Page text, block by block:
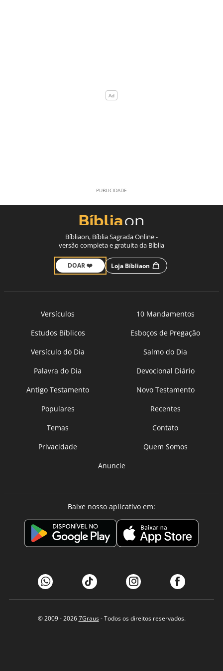
Bíbliaon, Bíblia Sagrada Online -
versão completa e gratuita da Bíblia
DOAR ❤️ Loja Bíbliaon
Versículos
10 Mandamentos
Estudos Bíblicos
Esboços de Pregação
Versículo do Dia
Salmo do Dia
Palavra do Dia
Devocional Diário
Antigo Testamento
Novo Testamento
Populares
Recentes
Temas
Contato
Privacidade
Quem Somos
Anuncie
Baixe nosso aplicativo em:
© 2009 - 20267Graus- Todos os direitos reservados.